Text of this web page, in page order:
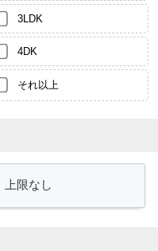
3LDK
4DK
それ以上